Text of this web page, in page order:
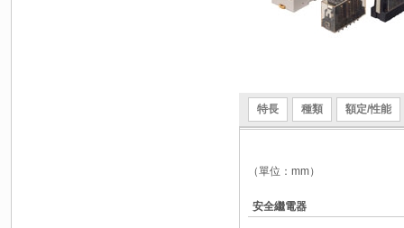
特長 種類 額定/性能
（單位：mm）
安全繼電器